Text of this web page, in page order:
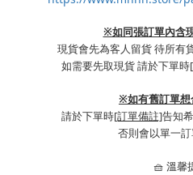
※如同張訂單內含
現貨會先為客人留貨 待所有
如需要先取現貨 請於下單時
※如有舊訂單想
請於下單時[訂單備註]告知
否則會以單一
🧺 溫馨